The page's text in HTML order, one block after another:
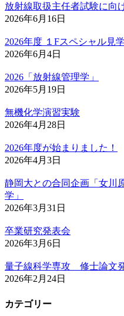
放射線取扱主任者試験に向
2026年6月16日
2026年度 １Fスペシャル見
2026年6月4日
2026「放射線管理学」
2026年5月19日
無機化学演習実験
2026年4月28日
2026年度が始まりました！
2026年4月3日
静岡大との合同企画「女川
学」
2026年3月31日
卒業研究発表会
2026年3月6日
量子線科学専攻 修士論文
2026年2月24日
カテゴリー